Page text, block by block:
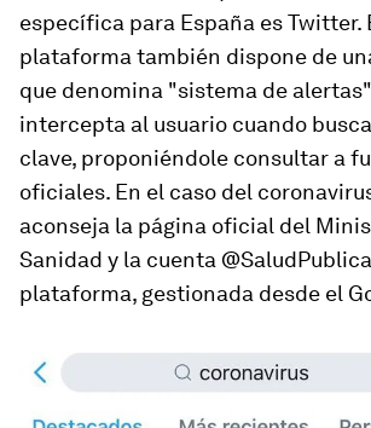
específica para España es Twitter.
plataforma también dispone de
que denomina "sistema de
intercepta al usuario cuando
clave, proponiéndole consultar a
oficiales. En el caso del
aconseja la página oficial del
Sanidad y la cuenta
plataforma, gestionada desde el